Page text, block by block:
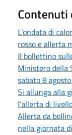
L’ondata di
rosso e allerta
Il bollettino
Ministero della
sabato 8
Si allunga alla
l’allerta di
Allerta da
nella giornata